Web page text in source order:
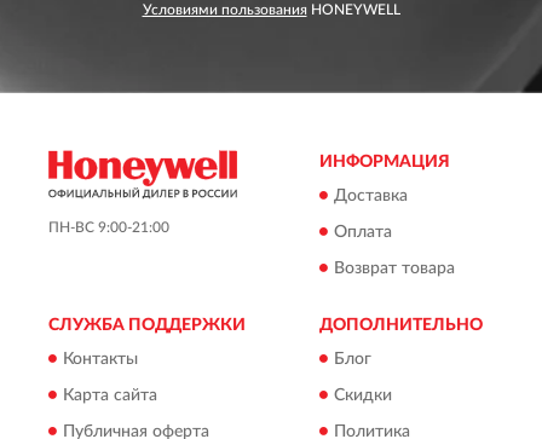
Условиями пользованияHONEYWELL
ПН-ВС 9:00-21:00
ИНФОРМАЦИЯ
Доставка
Оплата
Возврат товара
СЛУЖБА ПОДДЕРЖКИ
Контакты
Карта сайта
Публичная оферта
ДОПОЛНИТЕЛЬНО
Блог
Скидки
Политика